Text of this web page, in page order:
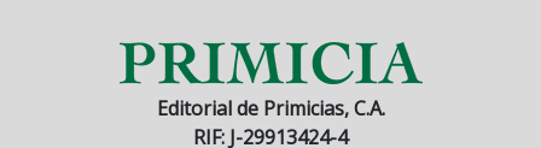
Editorial de Primicias, C.A.
RIF: J-29913424-4